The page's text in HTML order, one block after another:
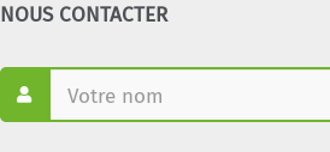
NOUS CONTACTER